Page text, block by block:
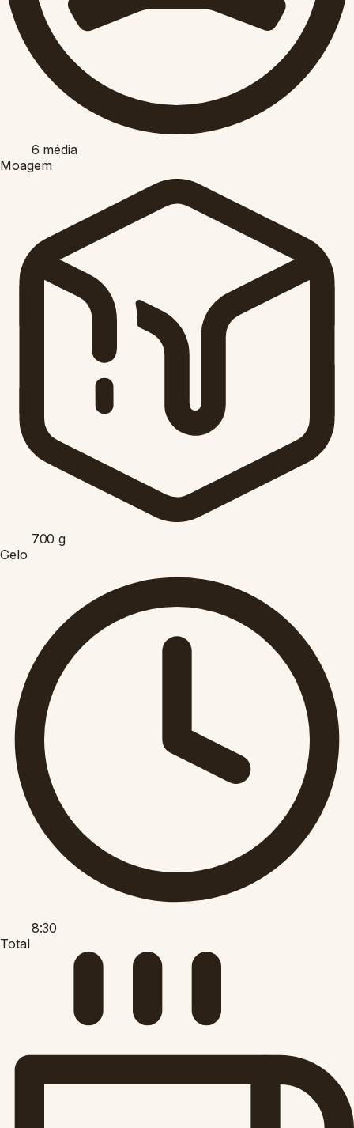
6 média
Moagem
700 g
Gelo
8:30
Total